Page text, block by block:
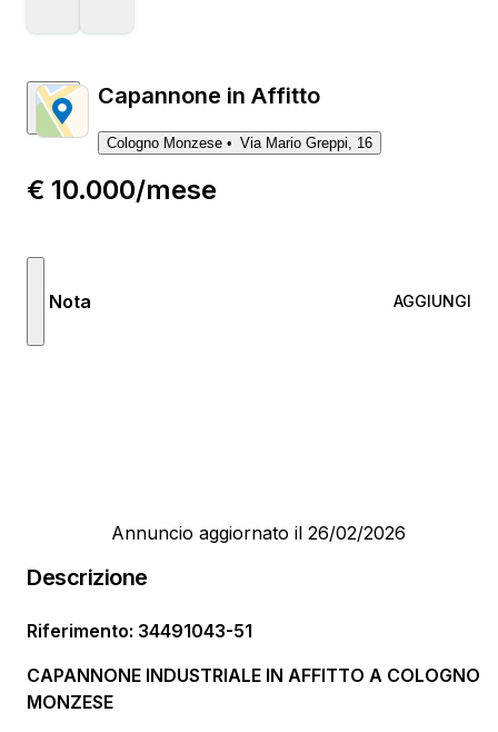
Capannone in Affitto
Cologno Monzese Via Mario Greppi, 16
€ 10.000/mese
Nota AGGIUNGI
Annuncio aggiornato il 26/02/2026
Descrizione
Riferimento: 34491043-51
CAPANNONE INDUSTRIALE IN AFFITTO A COLOGNO
MONZESE